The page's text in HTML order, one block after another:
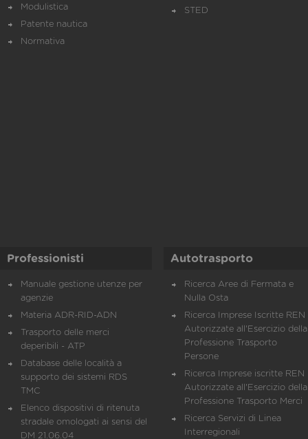
Modulistica
Patente nautica
Normativa
STED
Professionisti
Manuale gestione utenze per
agenzie
Materia ADR-RID-ADN
Trasporto delle merci
deperibili - ATP
Database delle località a
supporto dei sistemi RDS
TMC
Elenco dispositivi di ritenuta
stradale omologati ai sensi del
DM 21.06.04
Autotrasporto
Ricerca Aree di Fermata e
Nulla Osta
Ricerca Imprese Iscritte REN
Autorizzate all'Esercizio della
Professione Trasporto
Persone
Ricerca Imprese iscritte REN
Autorizzate all'Esercizio della
Professione Trasporto Merci
Ricerca Servizi di Linea
Interregionali